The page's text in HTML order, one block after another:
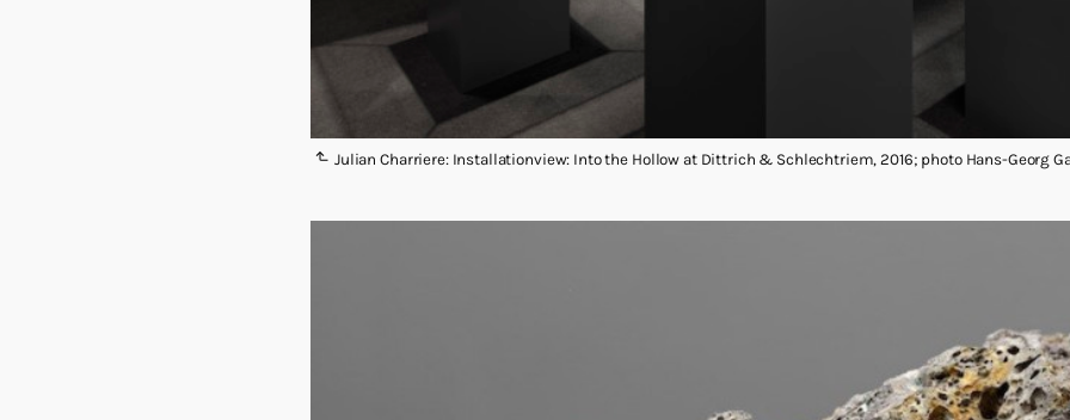
Julian Charriere: Installationview: Into the Hollow at Dittrich & Schlechtriem, 2016; photo Hans-Georg